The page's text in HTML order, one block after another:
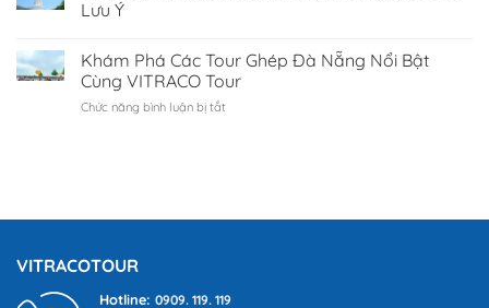
Chùa
Vàng
Kinh
Nghiệm
Lưu Ý
Khám Phá Các Tour Ghép Đà Nẵng Nổi Bật
Cùng VITRACO Tour
Chức năng bình luận bị tắt
Đà
Cùng
VITRACOTOUR
Hotline: 0909. 119. 119